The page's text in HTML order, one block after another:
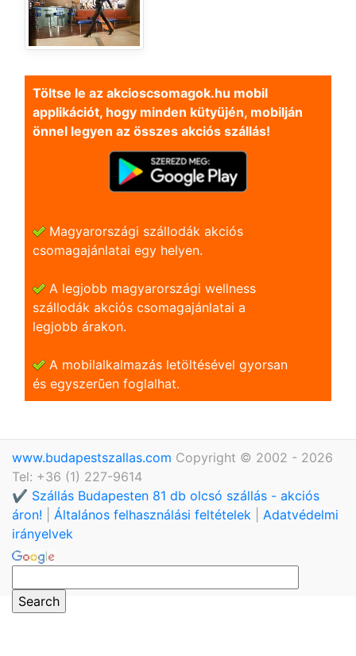
Töltse le az akcioscsomagok.hu mobil
applikációt, hogy minden kütyüjén, mobilján
önnel legyen az összes akciós szállás!
Magyarországi szállodák akciós
csomagajánlatai egy helyen.
A legjobb magyarországi wellness
szállodák akciós csomagajánlatai a
legjobb árakon.
A mobilalkalmazás letöltésével gyorsan
és egyszerũen foglalhat.
www.budapestszallas.com Copyright © 2002 - 2026
Tel: +36 (1) 227-9614
✔️ Szállás Budapesten 81 db olcsó szállás - akciós
áron!
Általános felhasználási feltételek
Adatvédelmi
irányelvek